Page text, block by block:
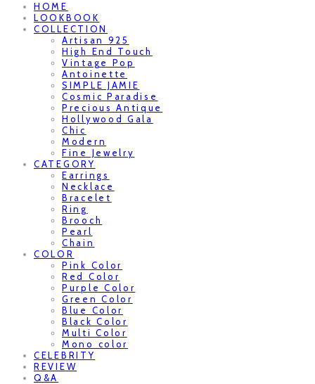
HOME
LOOKBOOK
COLLECTION
Artisan 925
High End Touch
Vintage Pop
Antoinette
SIMPLE JAMIE
Cosmic Paradise
Precious Antique
Hollywood Gala
Chic
Modern
Fine Jewelry
CATEGORY
Earrings
Necklace
Bracelet
Ring
Brooch
Pearl
Chain
COLOR
Pink Color
Red Color
Purple Color
Green Color
Blue Color
Black Color
Multi Color
Mono color
CELEBRITY
REVIEW
Q&A